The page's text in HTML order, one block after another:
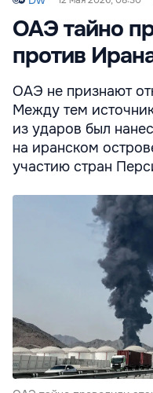
ОАЭ тайно
против
ОАЭ не признают
Между тем
из ударов был
на иранском
участию стран